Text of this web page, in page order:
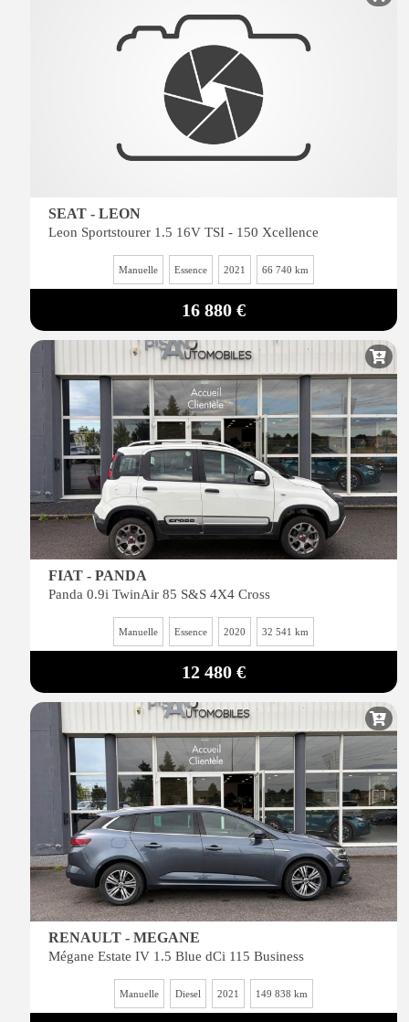
SEAT - LEON
Leon Sportstourer 1.5 16V TSI - 150 Xcellence
Manuelle Essence 2021 66 740 km
16 880 €
FIAT - PANDA
Panda 0.9i TwinAir 85 S&S 4X4 Cross
Manuelle Essence 2020 32 541 km
12 480 €
RENAULT - MEGANE
Mégane Estate IV 1.5 Blue dCi 115 Business
Manuelle Diesel 2021 149 838 km